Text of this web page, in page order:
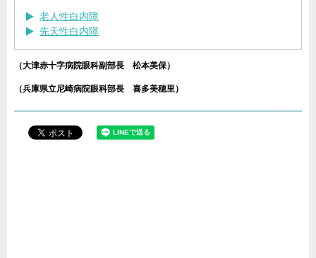
老人性白内障
先天性白内障
（大津赤十字病院眼科副部長 松本美保）
（兵庫県立尼崎病院眼科部長 喜多美穂里）